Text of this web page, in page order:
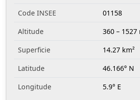
Code INSEE
01158
Altitude
360 – 1527
Superficie
14.27 km²
Latitude
46.166° N
Longitude
5.9° E